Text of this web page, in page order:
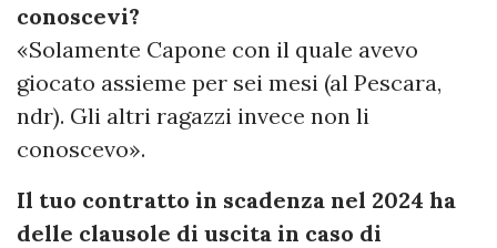
conoscevi?
«Solamente Capone con il quale avevo
giocato assieme per sei mesi (al Pescara,
ndr). Gli altri ragazzi invece non li
conoscevo».
Il tuo contratto in scadenza nel 2024 ha
delle clausole di uscita in caso di